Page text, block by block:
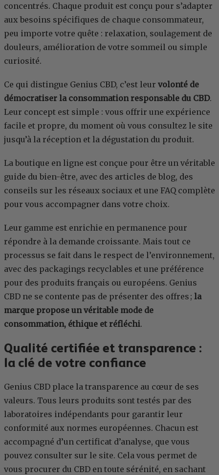
concentrés. Chaque produit est conçu pour s’adapter
aux besoins spécifiques de chaque consommateur,
peu importe votre quête : relaxation, soulagement de
douleurs, amélioration de votre sommeil ou simple
curiosité.
Ce qui distingue Genius CBD, c’est leur volonté de
démocratiser la consommation responsable du CBD.
Leur concept est simple : vous offrir une expérience
facile et propre, du moment où vous consultez le site
jusqu’à la réception et la dégustation du produit.
La boutique en ligne est conçue pour être un véritable
guide du bien-être, avec des articles de blog, des
conseils sur les réseaux sociaux et une FAQ complète
pour vous accompagner dans votre choix.
Leur gamme est enrichie en permanence pour
répondre à la demande croissante. Mais tout ce
processus se fait dans le respect de l’environnement,
avec des packagings recyclables et une préférence
pour des produits français ou européens. Genius
CBD ne se contente pas de présenter des offres ; la
marque propose un véritable mode de
consommation, éthique et réfléchi.
Qualité certifiée et transparence :
la clé de votre confiance
Genius CBD place la transparence au cœur de ses
valeurs. Tous leurs produits sont testés par des
laboratoires indépendants pour garantir leur
conformité aux normes européennes. Chacun est
accompagné d’un certificat d’analyse, que vous
pouvez consulter sur le site. Cela vous permet de
vous procurer du CBD en toute sérénité, en sachant